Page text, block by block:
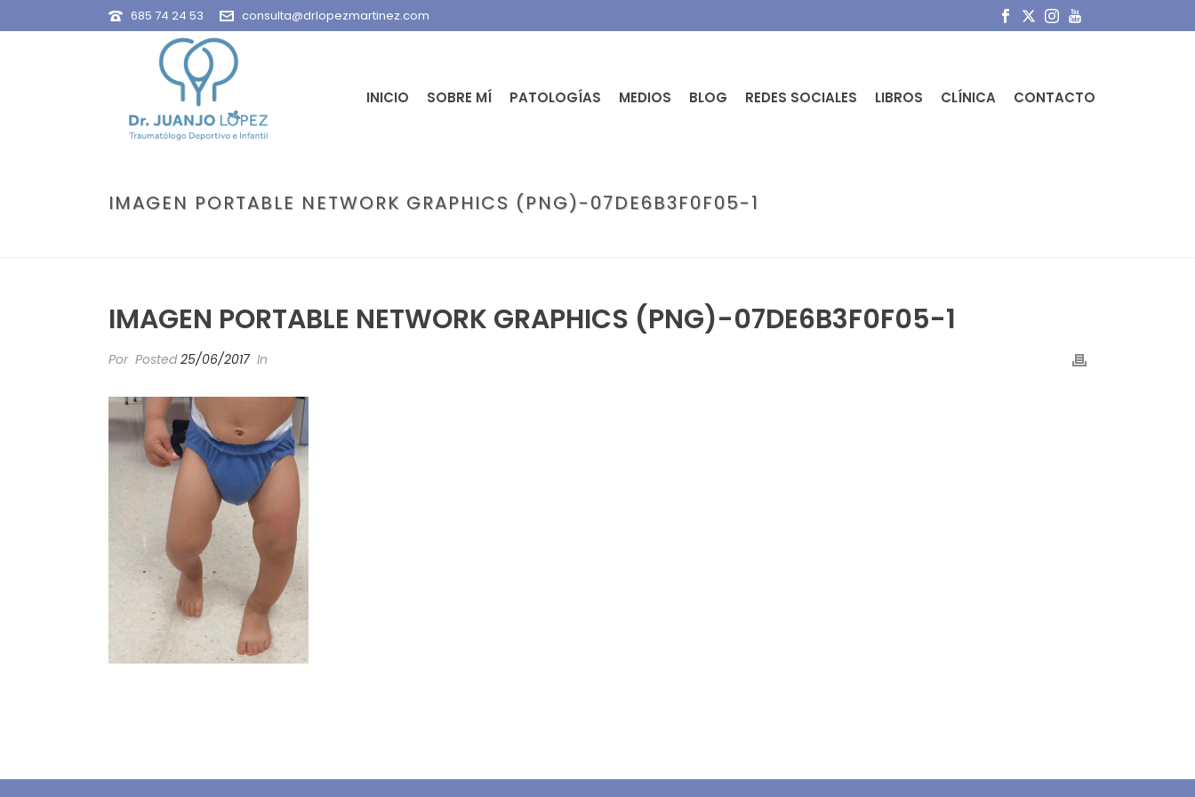
685 74 24 53 consulta@drlopezmartinez.com
INICIO SOBRE MÍ PATOLOGÍAS MEDIOS BLOG REDES SOCIALES LIBROS CLÍNICA CONTACTO
IMAGEN PORTABLE NETWORK GRAPHICS (PNG)-07DE6B3F0F05-1
IMAGEN PORTABLE NETWORK GRAPHICS (PNG)-07DE6B3F0F05-1
Por Posted25/06/2017 In